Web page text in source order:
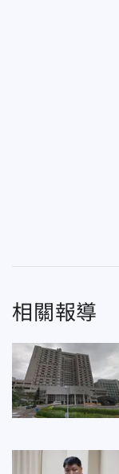
相關報導